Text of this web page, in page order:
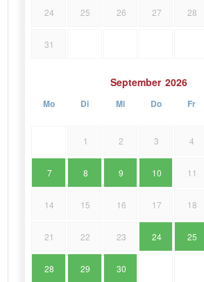
24 25 26 27 28
31
September 2026
Mo Di Mi Do Fr
1 2 3 4
7 8 9 10 11
14 15 16 17 18
21 22 23 24 25
28 29 30